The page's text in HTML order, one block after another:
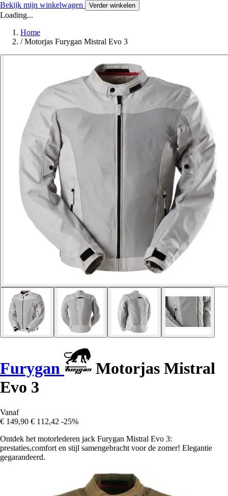
Bekijk mijn winkelwagen Verder winkelen
Loading...
Home
/ Motorjas Furygan Mistral Evo 3
Furygan
Motorjas Mistral
Evo 3
Vanaf
€ 149,90 € 112,42 -25%
Ontdek het motorlederen jack Furygan Mistral Evo 3:
prestaties,comfort en stijl samengebracht voor de zomer! Elegantie
gegarandeerd.